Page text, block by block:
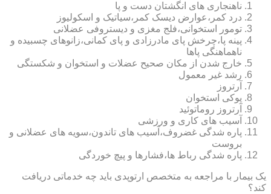
ناهنجاری های انگشتان دست و پا
درد کمر،عوارض دیسک کمر،سیاتیک و اسکولیوز
تومور استخوانی،فلج مغزی و دیستروفی عضلانی
پینه پا،چرخش پای مادرزادی و پای کمانی،زانوهای چسبیده و
ناهماهنگی پاها
خارج شدن از مکان صحیح عضلات و استخوان و شکستگی
رشد غیر معمول
آرتروز
پوکی استخوان
آرتروز روماتوئید
آسیب های کاری و ورزشی
پاره شدگی غضروف،آسیب های تاندون،سویه های عضلانی و
بروست
پاره شدگی رباط ها،فشارها و پیچ خوردگی
یک بیمار با مراجعه به متخصص ارتوپدی باید چه خدماتی دریافت
کند؟